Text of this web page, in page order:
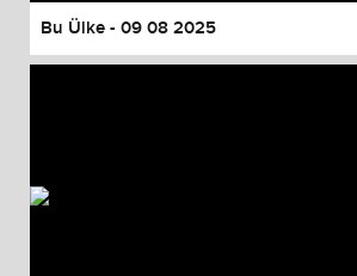
Bu Ülke - 09 08 2025